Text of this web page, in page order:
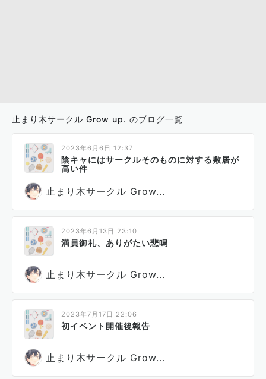
止まり木サークル Grow up. のブログ一覧
2023年6月6日 12:37
陰キャにはサークルそのものに対する敷居が
高い件
止まり木サークル Grow...
2023年6月13日 23:10
満員御礼、ありがたい悲鳴
止まり木サークル Grow...
2023年7月17日 22:06
初イベント開催後報告
止まり木サークル Grow...